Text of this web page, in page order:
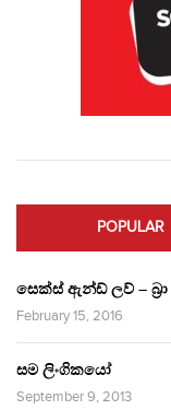
POPULAR
සෙක්ස් ඇන්ඩ් ලව් – බ්‍රා
February 15, 2016
සම ලිංගිකයෝ
September 9, 2013